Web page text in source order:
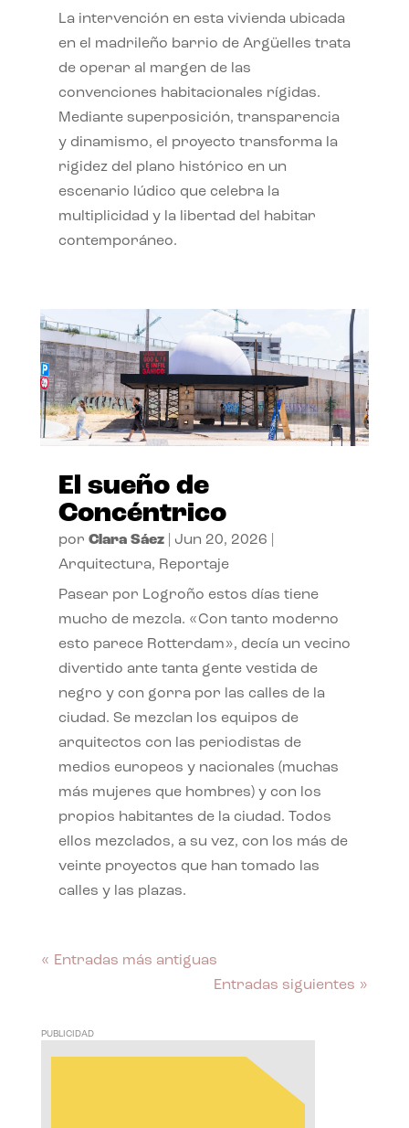
La intervención en esta vivienda ubicada
en el madrileño barrio de Argüelles trata
de operar al margen de las
convenciones habitacionales rígidas.
Mediante superposición, transparencia
y dinamismo, el proyecto transforma la
rigidez del plano histórico en un
escenario lúdico que celebra la
multiplicidad y la libertad del habitar
contemporáneo.
El sueño de
Concéntrico
por Clara Sáez| Jun 20, 2026
Arquitectura, Reportaje
Pasear por Logroño estos días tiene
mucho de mezcla. «Con tanto moderno
esto parece Rotterdam», decía un vecino
divertido ante tanta gente vestida de
negro y con gorra por las calles de la
ciudad. Se mezclan los equipos de
arquitectos con las periodistas de
medios europeos y nacionales (muchas
más mujeres que hombres) y con los
propios habitantes de la ciudad. Todos
ellos mezclados, a su vez, con los más de
veinte proyectos que han tomado las
calles y las plazas.
« Entradas más antiguas
Entradas siguientes »
PUBLICIDAD